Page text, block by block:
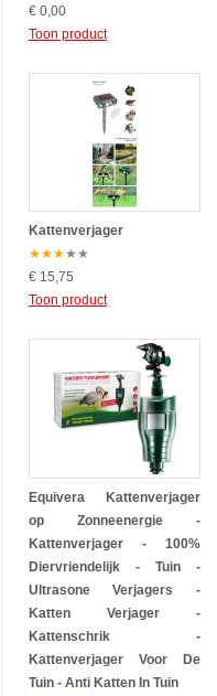
€ 0,00
Toon product
Kattenverjager
★★★★★
€ 15,75
Toon product
Equivera Kattenverjager
op Zonneenergie -
Kattenverjager - 100%
Diervriendelijk - Tuin -
Ultrasone Verjagers -
Katten Verjager -
Kattenschrik -
Kattenverjager Voor De
Tuin - Anti Katten In Tuin